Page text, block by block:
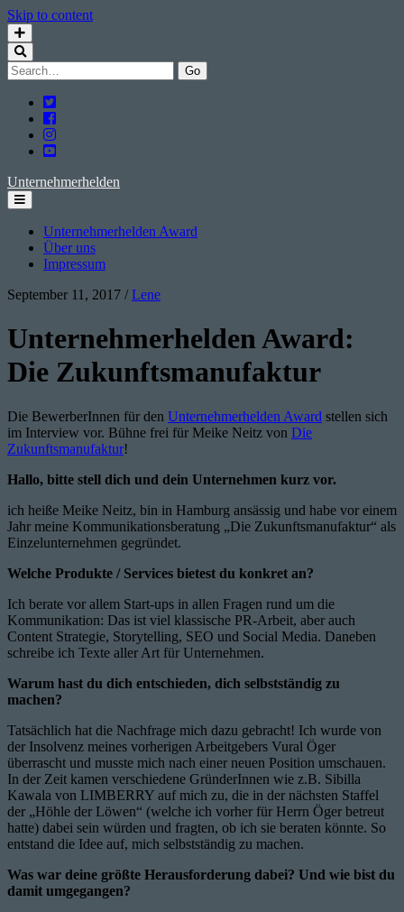
Skip to content
Search
for:
twitter
facebook
instagram
youtube
Unternehmerhelden
Unternehmerhelden Award
Über uns
Impressum
September 11, 2017 /Lene
Unternehmerhelden Award:
Die Zukunftsmanufaktur
Die BewerberInnen für den Unternehmerhelden Award stellen sich
im Interview vor. Bühne frei für Meike Neitz von Die
Zukunftsmanufaktur!
Hallo, bitte stell dich und dein Unternehmen kurz vor.
ich heiße Meike Neitz, bin in Hamburg ansässig und habe vor einem
Jahr meine Kommunikationsberatung „Die Zukunftsmanufaktur“ als
Einzelunternehmen gegründet.
Welche Produkte / Services bietest du konkret an?
Ich berate vor allem Start-ups in allen Fragen rund um die
Kommunikation: Das ist viel klassische PR-Arbeit, aber auch
Content Strategie, Storytelling, SEO und Social Media. Daneben
schreibe ich Texte aller Art für Unternehmen.
Warum hast du dich entschieden, dich selbstständig zu
machen?
Tatsächlich hat die Nachfrage mich dazu gebracht! Ich wurde von
der Insolvenz meines vorherigen Arbeitgebers Vural Öger
überrascht und musste mich nach einer neuen Position umschauen.
In der Zeit kamen verschiedene GründerInnen wie z.B. Sibilla
Kawala von LIMBERRY auf mich zu, die in der nächsten Staffel
der „Höhle der Löwen“ (welche ich vorher für Herrn Öger betreut
hatte) dabei sein würden und fragten, ob ich sie beraten könnte. So
entstand die Idee auf, mich selbstständig zu machen.
Was war deine größte Herausforderung dabei? Und wie bist du
damit umgegangen?